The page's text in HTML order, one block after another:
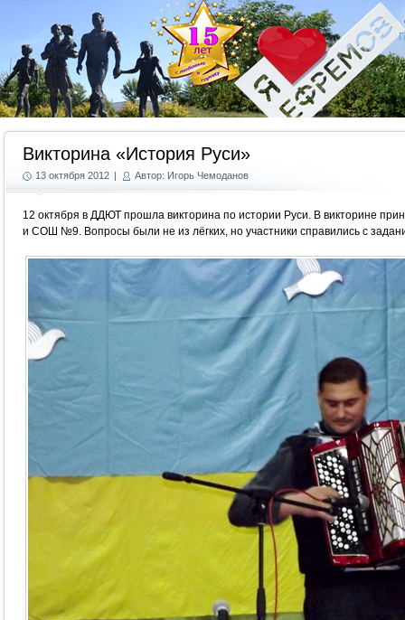
Викторина «История Руси»
13 октября 2012 | Автор: Игорь Чемоданов
12 октября в ДДЮТ прошла викторина по истории Руси. В викторине
и СОШ №9. Вопросы были не из лёгких, но участники справились с